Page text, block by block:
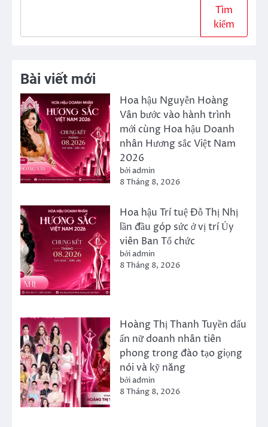
Tìm
kiếm
Bài viết mới
Hoa hậu Nguyễn Hoàng
Vân bước vào hành trình
mới cùng Hoa hậu Doanh
nhân Hương sắc Việt Nam
2026
bởi admin
8 Tháng 8, 2026
Hoa hậu Trí tuệ Đỗ Thị Nhị
lần đầu góp sức ở vị trí Ủy
viên Ban Tổ chức
bởi admin
8 Tháng 8, 2026
Hoàng Thị Thanh Tuyền dấu
ấn nữ doanh nhân tiên
phong trong đào tạo giọng
nói và kỹ năng
bởi admin
8 Tháng 8, 2026